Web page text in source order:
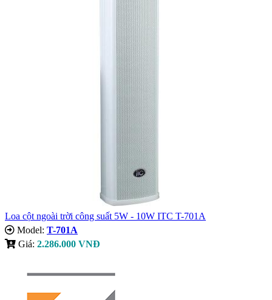
Loa cột ngoài trời công suất 5W - 10W ITC T-701A
Model: T-701A
Giá: 2.286.000 VNĐ